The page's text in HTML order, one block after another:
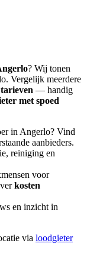
? Wij tonen
. Vergelijk meerdere
tarieven — handig
met spoed
in Angerlo? Vind
aanbieders.
reiniging en
voor
kosten
en inzicht in
via loodgieter